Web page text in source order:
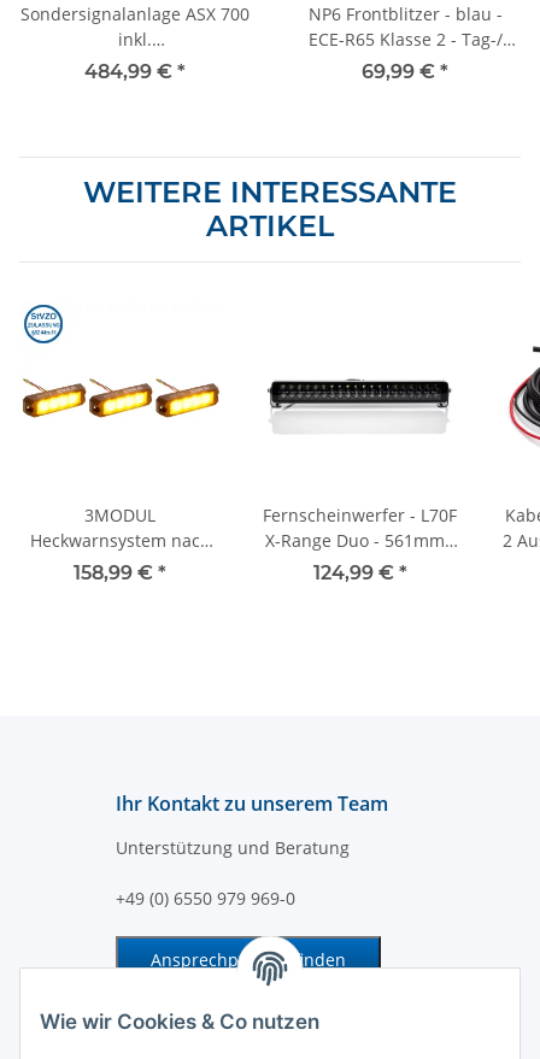
Wie wir Cookies & Co nutzen
Sondersignalanlage ASX 700
inkl.
Druckkammerlautsprecher
484,99 € *
NP6 Frontblitzer - blau -
ECE-R65 Klasse 2 - Tag-/
Nachtschaltung
69,99 € *
WEITERE INTERESSANTE
ARTIKEL
3MODUL
Heckwarnsystem nach
§52 Abs. 11 StVZO für
158,99 € *
Fernscheinwerfer - L70F
X-Range Duo - 561mm -
ECE-R112
124,99 € *
2
Ihr Kontakt zu unserem Team
Unterstützung und Beratung
+49 (0) 6550 979 969-0
Ansprechpartner finden
Information und Service